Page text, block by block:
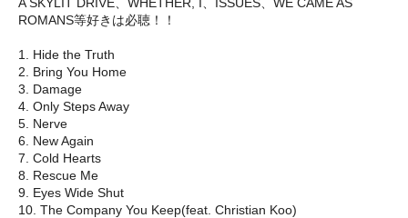
ROMANS等好きは必聴！！
1. Hide the Truth
2. Bring You Home
3. Damage
4. Only Steps Away
5. Nerve
6. New Again
7. Cold Hearts
8. Rescue Me
9. Eyes Wide Shut
10. The Company You Keep(feat. Christian Koo)